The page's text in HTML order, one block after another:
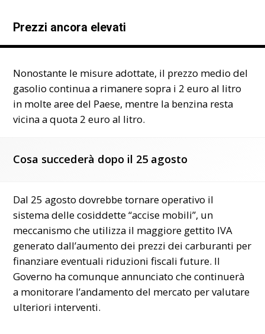
Prezzi ancora elevati
Nonostante le misure adottate, il prezzo medio del
gasolio continua a rimanere sopra i 2 euro al litro
in molte aree del Paese, mentre la benzina resta
vicina a quota 2 euro al litro.
Cosa succederà dopo il 25 agosto
Dal 25 agosto dovrebbe tornare operativo il
sistema delle cosiddette “accise mobili”, un
meccanismo che utilizza il maggiore gettito IVA
generato dall’aumento dei prezzi dei carburanti per
finanziare eventuali riduzioni fiscali future. Il
Governo ha comunque annunciato che continuerà
a monitorare l’andamento del mercato per valutare
ulteriori interventi.